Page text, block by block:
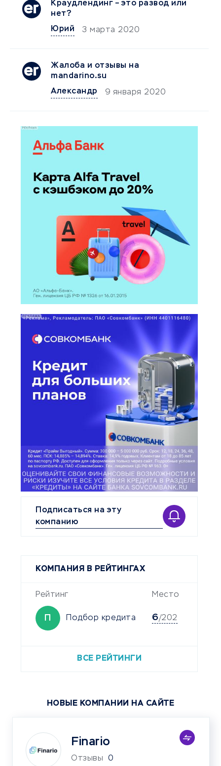
Краудлендинг – это развод или
нет?
Юрий
3 марта 2020
Жалоба и отзывы на
mandarino.su
Александр
9 января 2020
Подписаться на эту
компанию
КОМПАНИЯ В РЕЙТИНГАХ
Рейтинг Место
П Подбор кредита 6/202
ВСЕ РЕЙТИНГИ
НОВЫЕ КОМПАНИИ НА САЙТЕ
Finario
Отзывы 0